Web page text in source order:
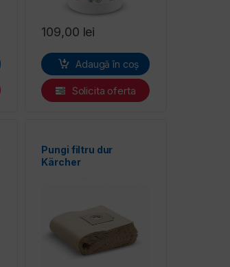
109,00 lei
Adaugă în coș
Solicita oferta
Pungi filtru dur
Kärcher